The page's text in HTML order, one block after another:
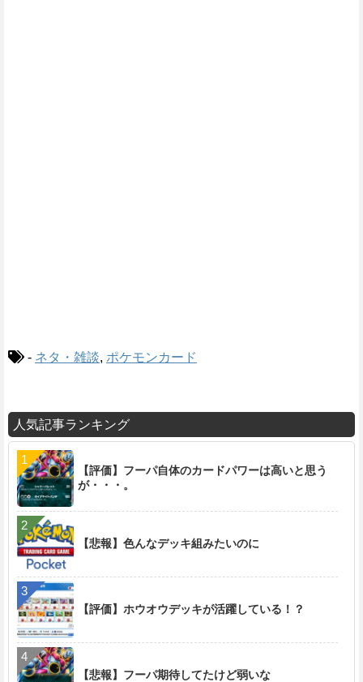
- ネタ・雑談, ポケモンカード
人気記事ランキング
【評価】フーパ自体のカードパワーは高いと思う
が・・・。
【悲報】色んなデッキ組みたいのに
【評価】ホウオウデッキが活躍している！？
【悲報】フーパ期待してたけど弱いな